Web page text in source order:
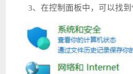
3、在控制面板中，可以找到“